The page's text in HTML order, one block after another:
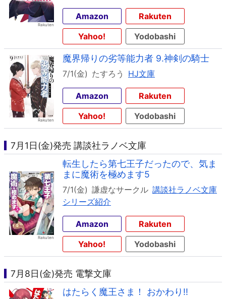
Amazon
Rakuten
Yahoo!
Yodobashi
魔界帰りの劣等能力者 9.神剣の騎士
7/1(金) たすろう HJ文庫
Amazon
Rakuten
Yahoo!
Yodobashi
7月1日(金)発売 講談社ラノベ文庫
転生したら第七王子だったので、気ま
まに魔術を極めます5
7/1(金) 謙虚なサークル 講談社ラノベ文庫
シリーズ紹介
Amazon
Rakuten
Yahoo!
Yodobashi
7月8日(金)発売 電撃文庫
はたらく魔王さま！ おかわり!!